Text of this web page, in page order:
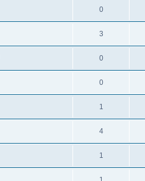
0
3
0
0
1
4
1